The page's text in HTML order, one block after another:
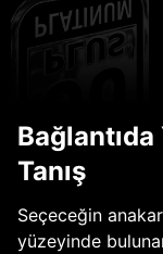
Tanış
Seçeceğin
yüzeyinde